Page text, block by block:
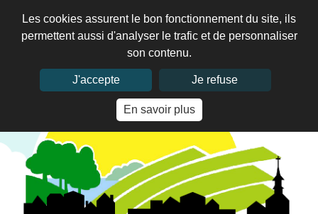
Les cookies assurent le bon fonctionnement du site, ils
permettent aussi d'analyser le trafic et de personnaliser
son contenu.
J'accepte Je refuse
En savoir plus